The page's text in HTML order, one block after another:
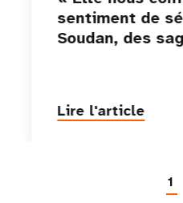
sentiment de
Soudan, des
Lire l'article
1